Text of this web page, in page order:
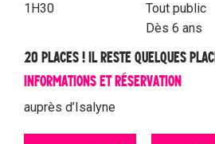
1H30
Tout public
Dès 6 ans
20 PLACES ! IL RESTE QUELQUES
INFORMATIONS ET RÉSERVATION
auprès d’Isalyne